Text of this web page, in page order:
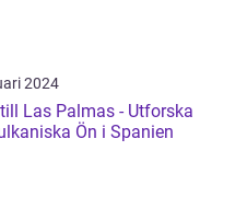
2024
Las Palmas - Utforska
Ön i Spanien